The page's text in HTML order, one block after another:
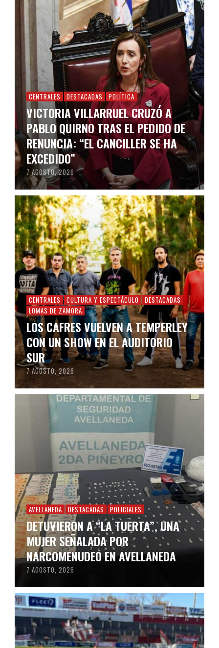
CENTRALES DESTACADAS POLÍTICA
VICTORIA VILLARRUEL CRUZÓ A
PABLO QUIRNO TRAS EL PEDIDO DE
RENUNCIA: “EL CANCILLER SE HA
EXCEDIDO”
7 AGOSTO, 2026
CENTRALES CULTURA Y ESPECTÁCULO
DESTACADAS
LOMAS DE ZAMORA
LOS CAFRES VUELVEN A TEMPERLEY
CON UN SHOW EN EL AUDITORIO
SUR
7 AGOSTO, 2026
AVELLANEDA DESTACADAS POLICIALES
DETUVIERON A “LA TUERTA”, UNA
MUJER SEÑALADA POR
NARCOMENUDEO EN AVELLANEDA
7 AGOSTO, 2026